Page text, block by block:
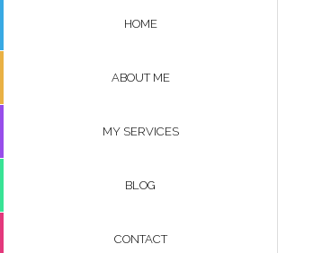
HOME
ABOUT ME
MY SERVICES
BLOG
CONTACT